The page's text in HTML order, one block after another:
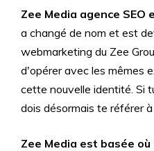
Zee Media agence SEO
a changé de nom et est
webmarketing du Zee
d'opérer avec les mêmes
cette nouvelle identité. Si
dois désormais te référer à
Zee Media est basée où